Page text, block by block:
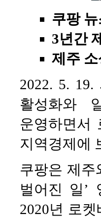
쿠팡
3년간
제주
2022. 5.
활성화와
운영하면서
지역경제에
쿠팡은 제주
벌어진 일’
2020년 로